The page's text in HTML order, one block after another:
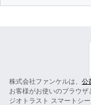
株式会社ファンケルは、 公
お客様がお使いのブラウ
ジオトラスト スマートシ